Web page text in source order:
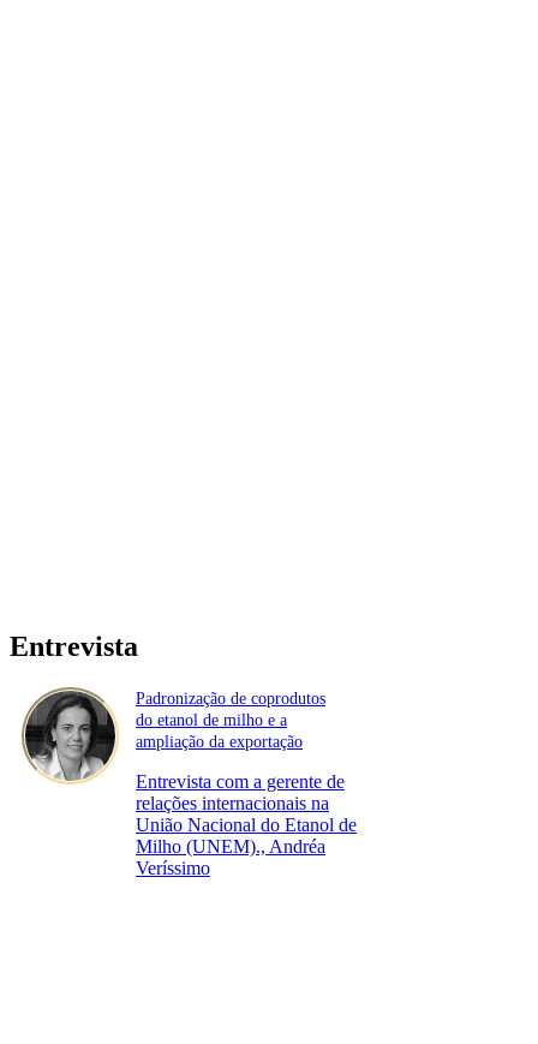
Entrevista
Padronização de coprodutos
do etanol de milho e a
ampliação da exportação
Entrevista com a gerente de
relações internacionais na
União Nacional do Etanol de
Milho (UNEM)., Andréa
Veríssimo